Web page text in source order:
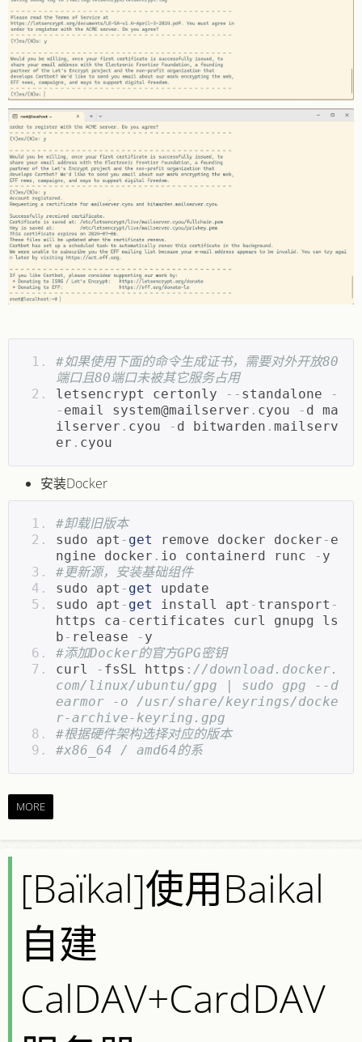
#如果使用下面的命令生成证书，需要对外开放80
端口且80端口未被其它服务占用
letsencrypt certonly
-- standalone
-
- email system@mailserver . cyou - d ma
ilserver . cyou - d bitwarden . mailserv
er . cyou
安装Docker
#卸载旧版本
sudo apt - get remove docker docker - e
ngine docker . io containerd runc - y
#更新源，安装基础组件
sudo apt - get
update
sudo apt - get install apt - transport -
https ca - certificates curl gnupg ls
b - release - y
#添加Docker的官方GPG密钥
curl
- fsSL https : //download.docker.
com/linux/ubuntu/gpg | sudo gpg --d
earmor -o /usr/share/keyrings/docke
r-archive-keyring.gpg
#根据硬件架构选择对应的版本
#x86_64 / amd64的系
MORE
[Baïkal]使用Baikal
自建
CalDAV+CardDAV